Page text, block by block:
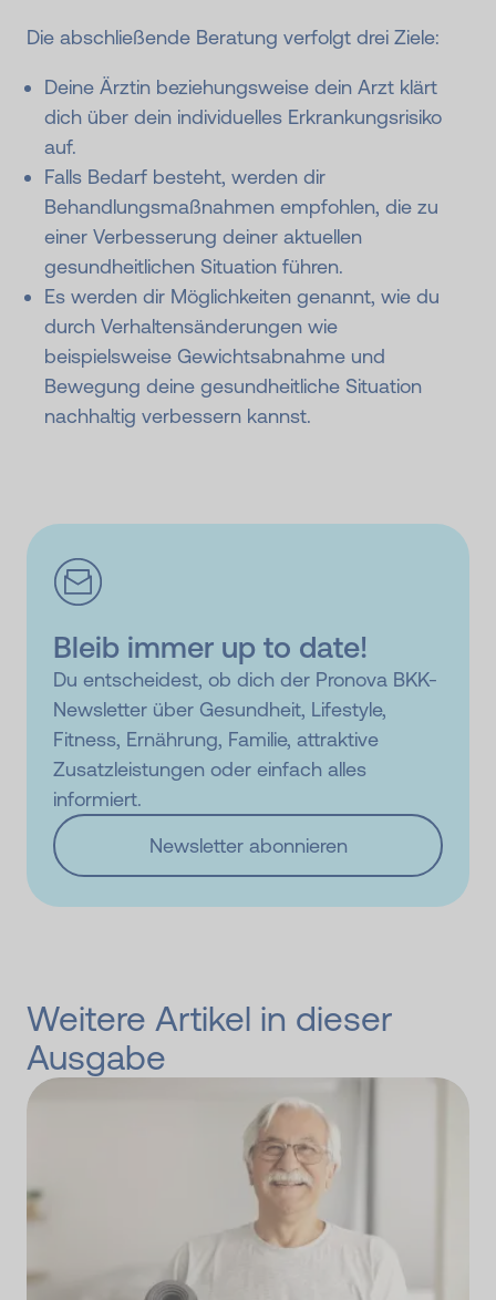
Die abschließende Beratung verfolgt drei Ziele:
Deine Ärztin beziehungsweise dein Arzt klärt
dich über dein individuelles Erkrankungsrisiko
auf.
Falls Bedarf besteht, werden dir
Behandlungsmaßnahmen empfohlen, die zu
einer Verbesserung deiner aktuellen
gesundheitlichen Situation führen.
Es werden dir Möglichkeiten genannt, wie du
durch Verhaltensänderungen wie
beispielsweise Gewichtsabnahme und
Bewegung deine gesundheitliche Situation
nachhaltig verbessern kannst.
Bleib immer up to date!
Du entscheidest, ob dich der Pronova BKK-
Newsletter über Gesundheit, Lifestyle,
Fitness, Ernährung, Familie, attraktive
Zusatzleistungen oder einfach alles
informiert.
Newsletter abonnieren
Weitere Artikel in dieser
Ausgabe